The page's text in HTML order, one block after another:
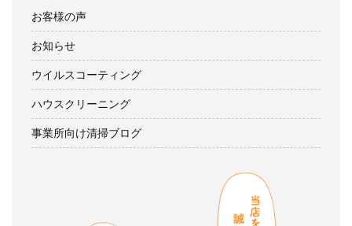
お客様の声
お知らせ
ウイルスコーティング
ハウスクリーニング
事業所向け清掃ブログ